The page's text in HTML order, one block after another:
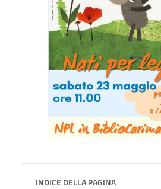
INDICE DELLA PAGINA